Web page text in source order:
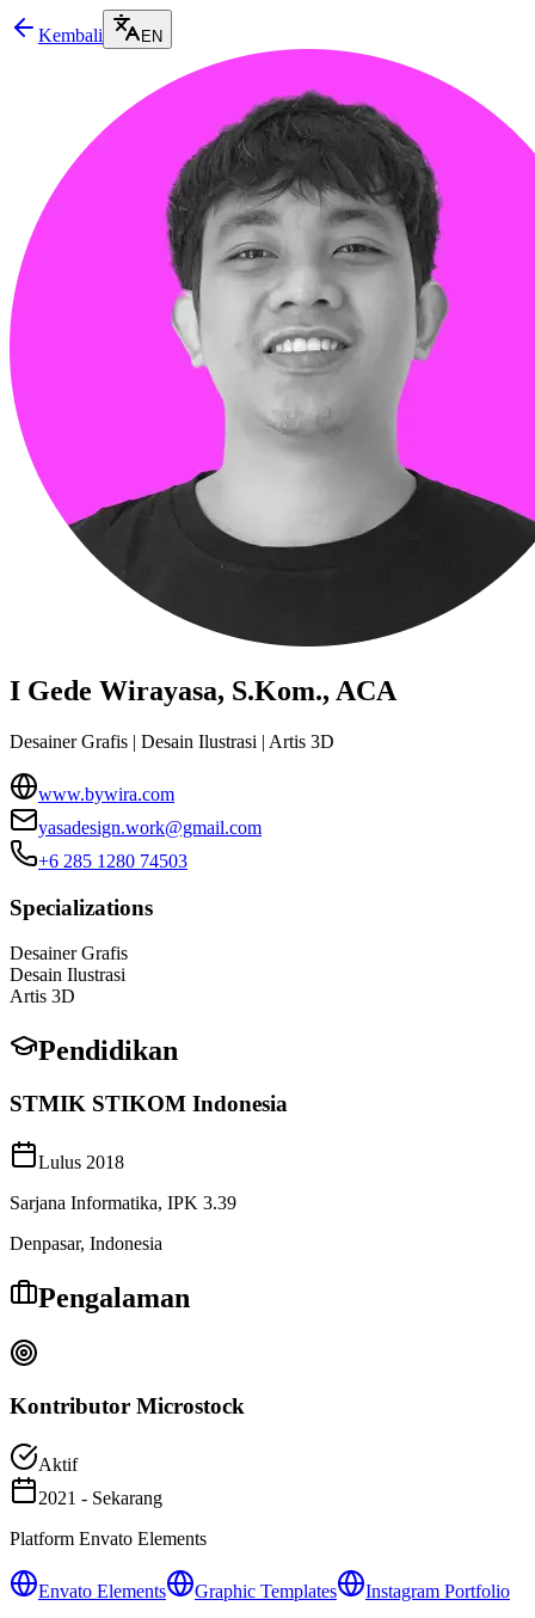
Kembali EN
I Gede Wirayasa, S.Kom., ACA
Desainer Grafis | Desain Ilustrasi | Artis 3D
www.bywira.com
yasadesign.work@gmail.com
+6 285 1280 74503
Specializations
Desainer Grafis
Desain Ilustrasi
Artis 3D
Pendidikan
STMIK STIKOM Indonesia
Lulus 2018
Sarjana Informatika, IPK 3.39
Denpasar, Indonesia
Pengalaman
Kontributor Microstock
Aktif
2021 - Sekarang
Platform Envato Elements
Envato Elements Graphic Templates
Instagram Portfolio